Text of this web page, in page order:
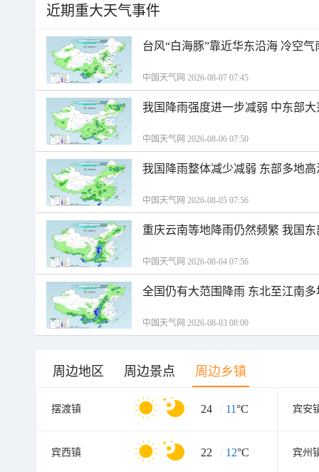
近期重大天气事件
台风“白海豚”靠近华东沿海 冷空
中国天气网 2026-08-07 07:45
我国降雨强度进一步减弱 中东部
中国天气网 2026-08-06 07:50
我国降雨整体减少减弱 东部多地
中国天气网 2026-08-05 07:56
重庆云南等地降雨仍然频繁 我国
中国天气网 2026-08-04 07:56
全国仍有大范围降雨 东北至江南
中国天气网 2026-08-03 08:00
周边地区 周边景点 周边乡镇
摆渡镇 24 / 11°C 宾安
宾西镇 22 / 12°C 宾州